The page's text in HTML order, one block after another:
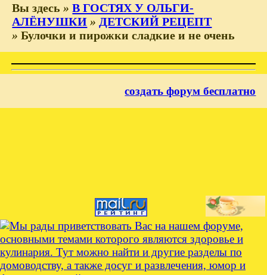
Вы здесь »В ГОСТЯХ У ОЛЬГИ-
АЛЁНУШКИ » ДЕТСКИЙ РЕЦЕПТ
»Булочки и пирожки сладкие и не очень
создать форум бесплатно